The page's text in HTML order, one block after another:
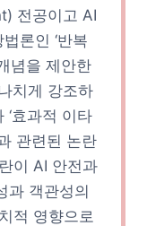
전공이고 AI
론인 ‘반복
념을 제안한
치게 강조하
‘효과적 이타
관련된 논란
이 AI 안전과
과 객관성의
적 영향으로